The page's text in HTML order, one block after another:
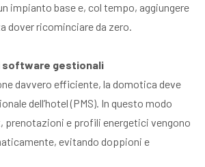
impianto base e, col tempo, aggiungere
dover ricominciare da zero.
software gestionali
davvero efficiente, la domotica deve
dell’hotel (PMS). In questo modo
prenotazioni e profili energetici vengono
evitando doppioni e